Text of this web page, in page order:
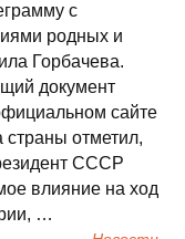
с
родных и
Горбачева.
документ
сайте
страны отметил,
СССР
влияние на ход
…